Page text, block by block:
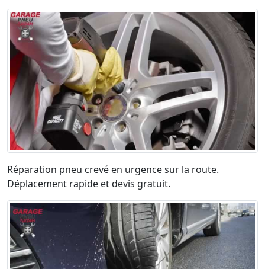
Réparation pneu crevé en urgence sur la route.
Déplacement rapide et devis gratuit.